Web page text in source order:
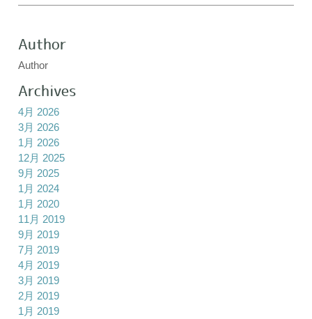
Author
Author
Archives
4月 2026
3月 2026
1月 2026
12月 2025
9月 2025
1月 2024
1月 2020
11月 2019
9月 2019
7月 2019
4月 2019
3月 2019
2月 2019
1月 2019